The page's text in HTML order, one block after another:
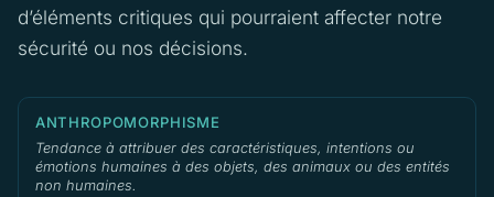
d’éléments critiques qui pourraient affecter notre
sécurité ou nos décisions.
ANTHROPOMORPHISME
Tendance à attribuer des caractéristiques, intentions ou
émotions humaines à des objets, des animaux ou des entités
non humaines.